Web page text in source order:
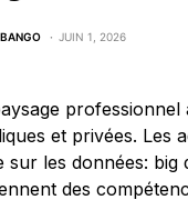
JUIN 1, 2026
et privées. Les
sur les données: big
des